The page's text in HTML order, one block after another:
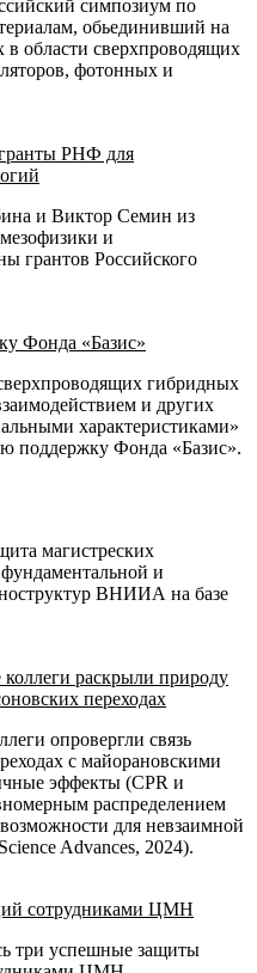
симпозиум по
обьединивший на
области сверхпроводящих
фотонных и
РНФ для
и Виктор Семин из
и
грантов Российского
Фонда «Базис»
гибридных
и других
характеристиками»
поддержку Фонда «Базис».
магистреских
и
ВНИИА на базе
раскрыли природу
переходах
опровергли связь
с майорановскими
эффекты (CPR и
распределением
для невзаимной
Advances, 2024).
сотрудниками ЦМН
три успешные защиты